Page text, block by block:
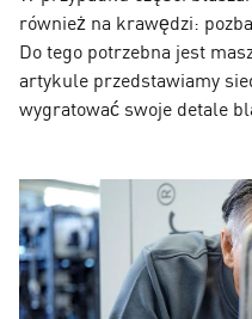
również na krawędzi:
Do tego potrzebna jest
artykule przedstawiamy
wygratować swoje detale